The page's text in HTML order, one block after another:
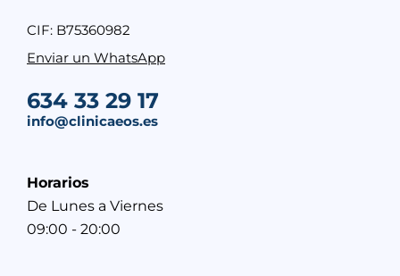
CIF: B75360982
634 33 29 17
info@clinicaeos.es
Enviar un WhatsApp
Horarios
De Lunes a Viernes
09:00 - 20:00